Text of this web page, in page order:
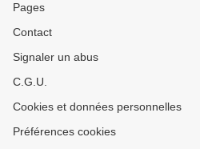
Pages
Contact
Signaler un abus
C.G.U.
Cookies et données personnelles
Préférences cookies